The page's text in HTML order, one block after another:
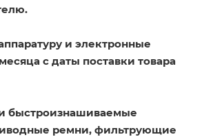
и электронные
с даты поставки товара
быстроизнашиваемые
ремни, фильтрующие